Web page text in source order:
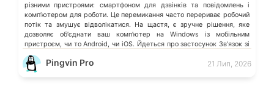
різними пристроями: смартфоном для дзвінків та повідомлень і
компʼютером для роботи. Це перемикання часто перериває робочий
потік та змушує відволікатися. На щастя, є зручне рішення, яке
дозволяє обʼєднати ваш компʼютер на Windows із мобільним
пристроєм, чи то Android, чи iOS. Йдеться про застосунок Звʼязок зі
смартфоном (Phone Link) від Microsoft, що перетворює ваш ПК на
своєрідний «міст» до функцій смартфона.
Pingvin Pro 21 Лип, 2026